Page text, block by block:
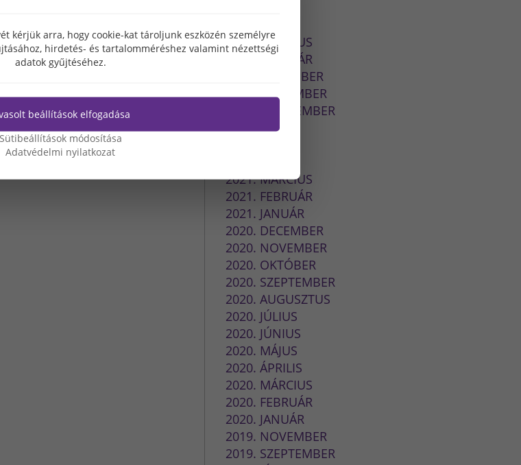
2022. MÁRCIUS
2022. FEBRUÁR
2021. DECEMBER
2021. NOVEMBER
2021. SZEPTEMBER
2021. JÚLIUS
2021. MÁRCIUS
2021. FEBRUÁR
2021. JANUÁR
2020. DECEMBER
2020. NOVEMBER
2020. OKTÓBER
2020. SZEPTEMBER
2020. AUGUSZTUS
2020. JÚLIUS
2020. JÚNIUS
2020. MÁJUS
2020. ÁPRILIS
2020. MÁRCIUS
2020. FEBRUÁR
2020. JANUÁR
2019. NOVEMBER
2019. SZEPTEMBER
kérjük arra, hogy cookie-kat tároljunk eszközén személyre
hirdetés- és tartalomméréshez valamint nézettségi
adatok gyűjtéséhez.
beállítások elfogadása
Sütibeállítások módosítása
Adatvédelmi nyilatkozat